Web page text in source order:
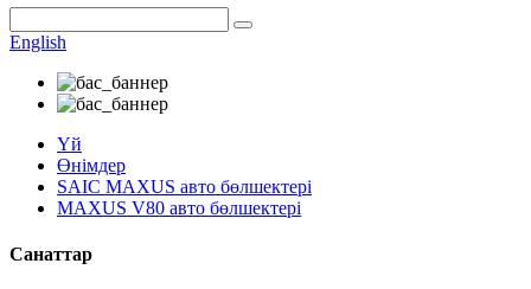
English
Үй
Өнімдер
SAIC MAXUS авто бөлшектері
MAXUS V80 авто бөлшектері
Санаттар